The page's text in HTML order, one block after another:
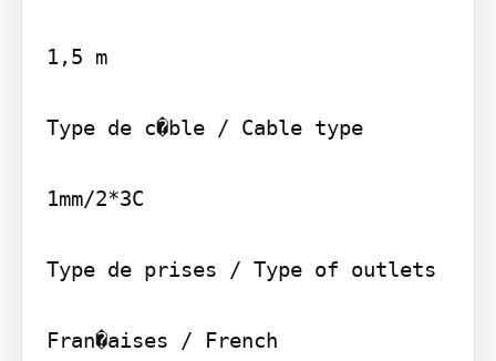
1,5 m
Type de c�ble / Cable type
1mm/2*3C
Type de prises / Type of outlets
Fran�aises / French